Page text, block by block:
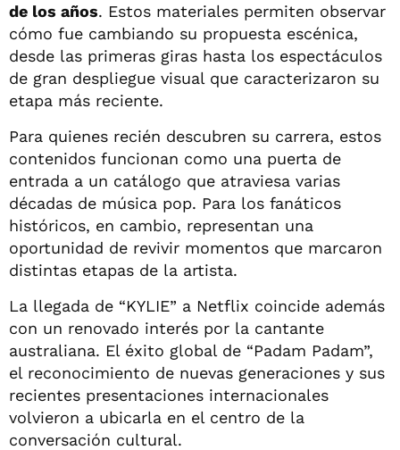
de los años. Estos materiales permiten observar
cómo fue cambiando su propuesta escénica,
desde las primeras giras hasta los espectáculos
de gran despliegue visual que caracterizaron su
etapa más reciente.
Para quienes recién descubren su carrera, estos
contenidos funcionan como una puerta de
entrada a un catálogo que atraviesa varias
décadas de música pop. Para los fanáticos
históricos, en cambio, representan una
oportunidad de revivir momentos que marcaron
distintas etapas de la artista.
La llegada de “KYLIE” a Netflix coincide además
con un renovado interés por la cantante
australiana. El éxito global de “Padam Padam”,
el reconocimiento de nuevas generaciones y sus
recientes presentaciones internacionales
volvieron a ubicarla en el centro de la
conversación cultural.